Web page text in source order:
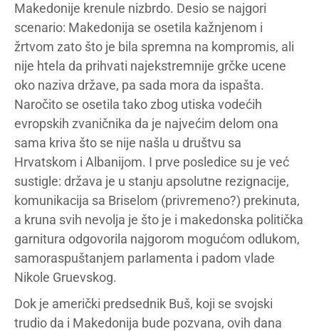
Makedonije krenule nizbrdo. Desio se najgori
scenario: Makedonija se osetila kažnjenom i
žrtvom zato što je bila spremna na kompromis, ali
nije htela da prihvati najekstremnije grčke ucene
oko naziva države, pa sada mora da ispašta.
Naročito se osetila tako zbog utiska vodećih
evropskih zvaničnika da je najvećim delom ona
sama kriva što se nije našla u društvu sa
Hrvatskom i Albanijom. I prve posledice su je već
sustigle: država je u stanju apsolutne rezignacije,
komunikacija sa Briselom (privremeno?) prekinuta,
a kruna svih nevolja je što je i makedonska politička
garnitura odgovorila najgorom mogućom odlukom,
samoraspuštanjem parlamenta i padom vlade
Nikole Gruevskog.
Dok je američki predsednik Buš, koji se svojski
trudio da i Makedonija bude pozvana, ovih dana